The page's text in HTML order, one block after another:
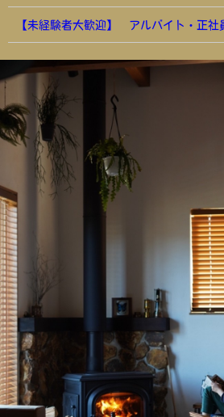
【未経験者大歓迎】 アルバイト・正社